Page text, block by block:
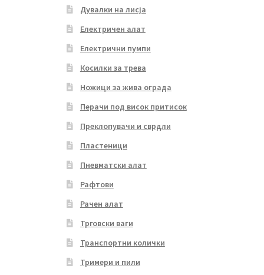
Дувалки на лисја
Електричен алат
Електрични пумпи
Косилки за трева
Ножици за жива ограда
Перачи под висок притисок
Преклопувачи и сврдли
Пластеници
Пневматски алат
Рафтови
Рачен алат
Трговски ваги
Транспортни колички
Тримери и пили